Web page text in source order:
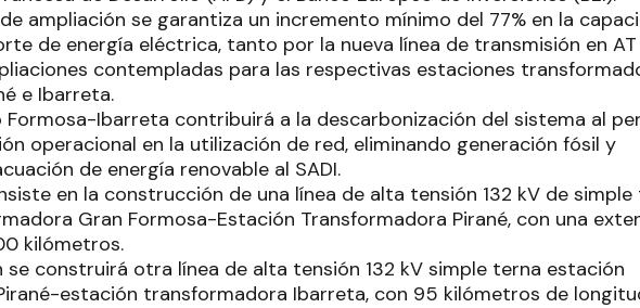
ampliación se garantiza un incremento mínimo del 77% en la
de energía eléctrica, tanto por la nueva línea de transmisión en AT
contempladas para las respectivas estaciones
e Ibarreta.
Formosa-Ibarreta contribuirá a la descarbonización del sistema al
operacional en la utilización de red, eliminando generación fósil y
de energía renovable al SADI.
en la construcción de una línea de alta tensión 132 kV de simple
Gran Formosa-Estación Transformadora Pirané, con una
kilómetros.
se construirá otra línea de alta tensión 132 kV simple terna estación
estación transformadora Ibarreta, con 95 kilómetros de